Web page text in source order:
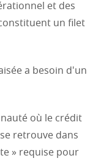
et des
un filet
a besoin d'un
où le crédit
retrouve dans
» requise pour